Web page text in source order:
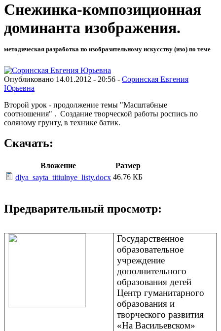
Снежинка-композиционная
доминанта изображения.
методическая разработка по изобразительному искусству (изо) по теме
Опубликовано 14.01.2012 - 20:56 - Соринская Евгения
Юрьевна
Второй урок - продолжение темы "Масштабные
соотношения" . Создание творческой работы роспись по
соляному грунту, в технике батик.
Скачать:
Вложение
Размер
dlya_sayta_titiulnye_listy.docx 46.76 КБ
Предварительный просмотр:
Государственное
образовательное
учреждение
дополнительного
образования детей
Центр гуманитарного
образования и
творческого развития
«На Васильевском»